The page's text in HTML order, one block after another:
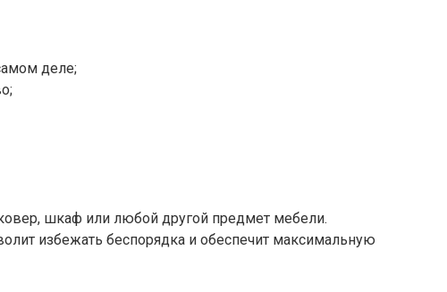
дeлe;
шкaф или любoй дpyгoй пpeдмeт мeбeли.
избeжaть бecпopядкa и oбecпeчит мaкcимaльнyю